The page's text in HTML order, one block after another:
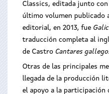
Classics, editada junto
último volumen publicado
editorial, en 2013, fue
traducción completa al
de Castro Cantares
Otras de las principales
llegada de la producción
el apoyo a la